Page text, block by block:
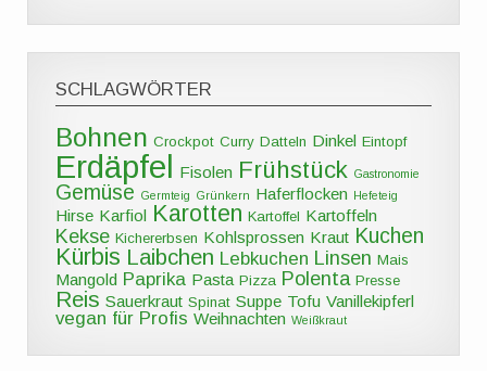
SCHLAGWÖRTER
Bohnen Crockpot Curry Datteln Dinkel Eintopf
Erdäpfel Fisolen Frühstück Gastronomie
Gemüse Germteig Grünkern Haferflocken Hefeteig
Hirse Karfiol Karotten Kartoffel Kartoffeln
Kekse Kichererbsen Kohlsprossen Kraut Kuchen
Kürbis Laibchen Lebkuchen Linsen Mais
Mangold Paprika Pasta Pizza Polenta Presse
Reis Sauerkraut Spinat Suppe Tofu Vanillekipferl
vegan für Profis Weihnachten Weißkraut